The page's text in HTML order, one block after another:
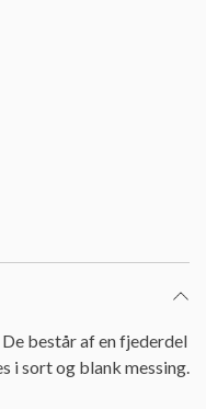
består af en fjederdel
i sort og blank messing.